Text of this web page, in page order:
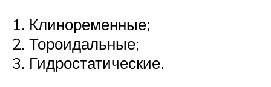
Клиноременные;
Тороидальные;
Гидростатические.